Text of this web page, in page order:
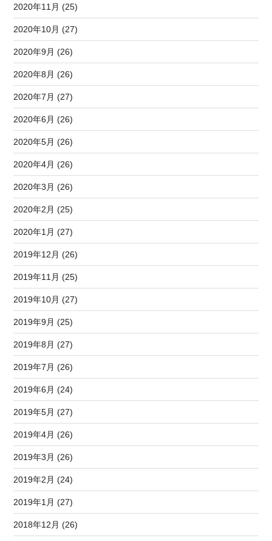
2020年11月 (25)
2020年10月 (27)
2020年9月 (26)
2020年8月 (26)
2020年7月 (27)
2020年6月 (26)
2020年5月 (26)
2020年4月 (26)
2020年3月 (26)
2020年2月 (25)
2020年1月 (27)
2019年12月 (26)
2019年11月 (25)
2019年10月 (27)
2019年9月 (25)
2019年8月 (27)
2019年7月 (26)
2019年6月 (24)
2019年5月 (27)
2019年4月 (26)
2019年3月 (26)
2019年2月 (24)
2019年1月 (27)
2018年12月 (26)